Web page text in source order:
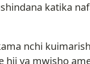
katika
nchi
ya mwisho